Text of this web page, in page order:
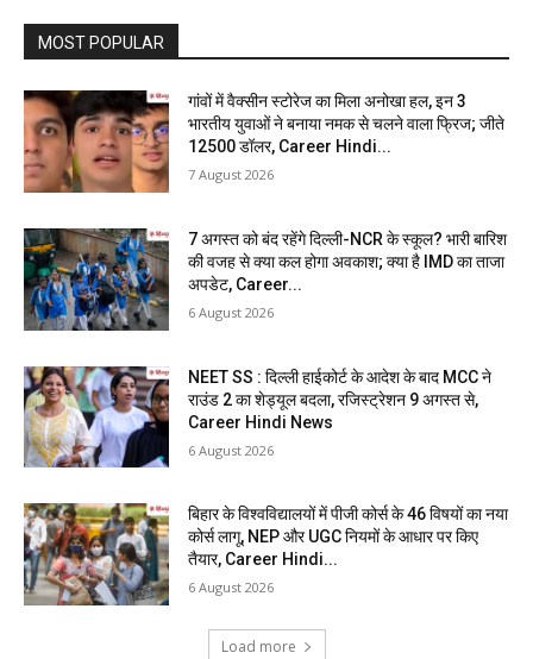
MOST POPULAR
गांवों में वैक्सीन स्टोरेज का मिला अनोखा हल, इन 3
भारतीय युवाओं ने बनाया नमक से चलने वाला फ्रिज; जीते
12500 डॉलर, Career Hindi...
7 August 2026
7 अगस्त को बंद रहेंगे दिल्ली-NCR के स्कूल? भारी बारिश
की वजह से क्या कल होगा अवकाश; क्या है IMD का ताजा
अपडेट, Career...
6 August 2026
NEET SS : दिल्ली हाईकोर्ट के आदेश के बाद MCC ने
राउंड 2 का शेड्यूल बदला, रजिस्ट्रेशन 9 अगस्त से,
Career Hindi News
6 August 2026
बिहार के विश्वविद्यालयों में पीजी कोर्स के 46 विषयों का नया
कोर्स लागू, NEP और UGC नियमों के आधार पर किए
तैयार, Career Hindi...
6 August 2026
Load more